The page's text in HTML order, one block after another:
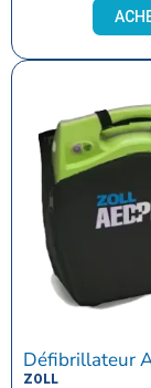
Défibrillateur
ZOLL